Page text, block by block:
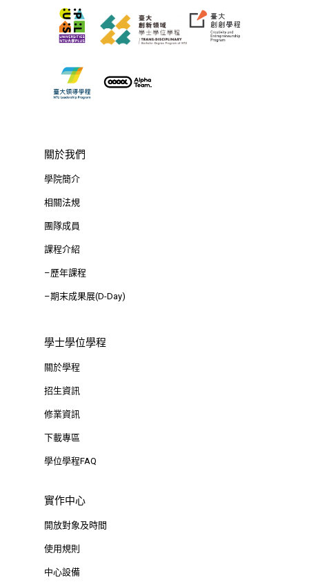
關於我們
學院簡介
相關法規
團隊成員
課程介紹
–歷年課程
–期末成果展(D-Day)
學士學位學程
關於學程
招生資訊
修業資訊
下載專區
學位學程FAQ
實作中心
開放對象及時間
使用規則
中心設備